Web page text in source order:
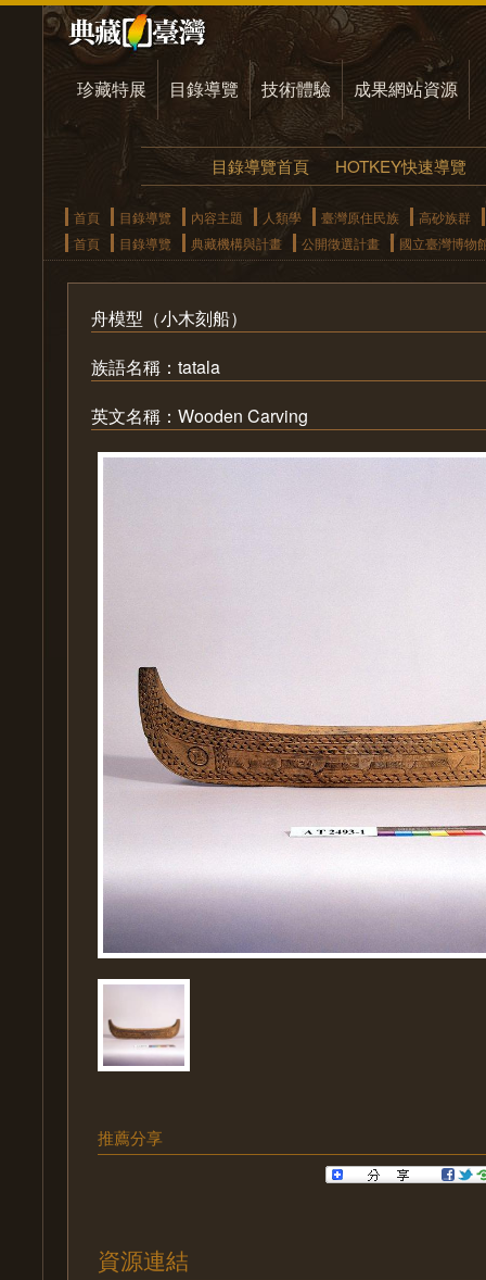
珍藏特展 目錄導覽 技術體驗 成果網站資源
目錄導覽首頁 HOTKEY快速導覽
首頁 目錄導覽 內容主題 人類學 臺灣原住民族
高砂族群
首頁
目錄導覽 典藏機構與計畫 公開徵選計畫 國立臺灣博物
舟模型（小木刻船）
族語名稱：tatala
英文名稱：Wooden Carving
推薦分享
資源連結